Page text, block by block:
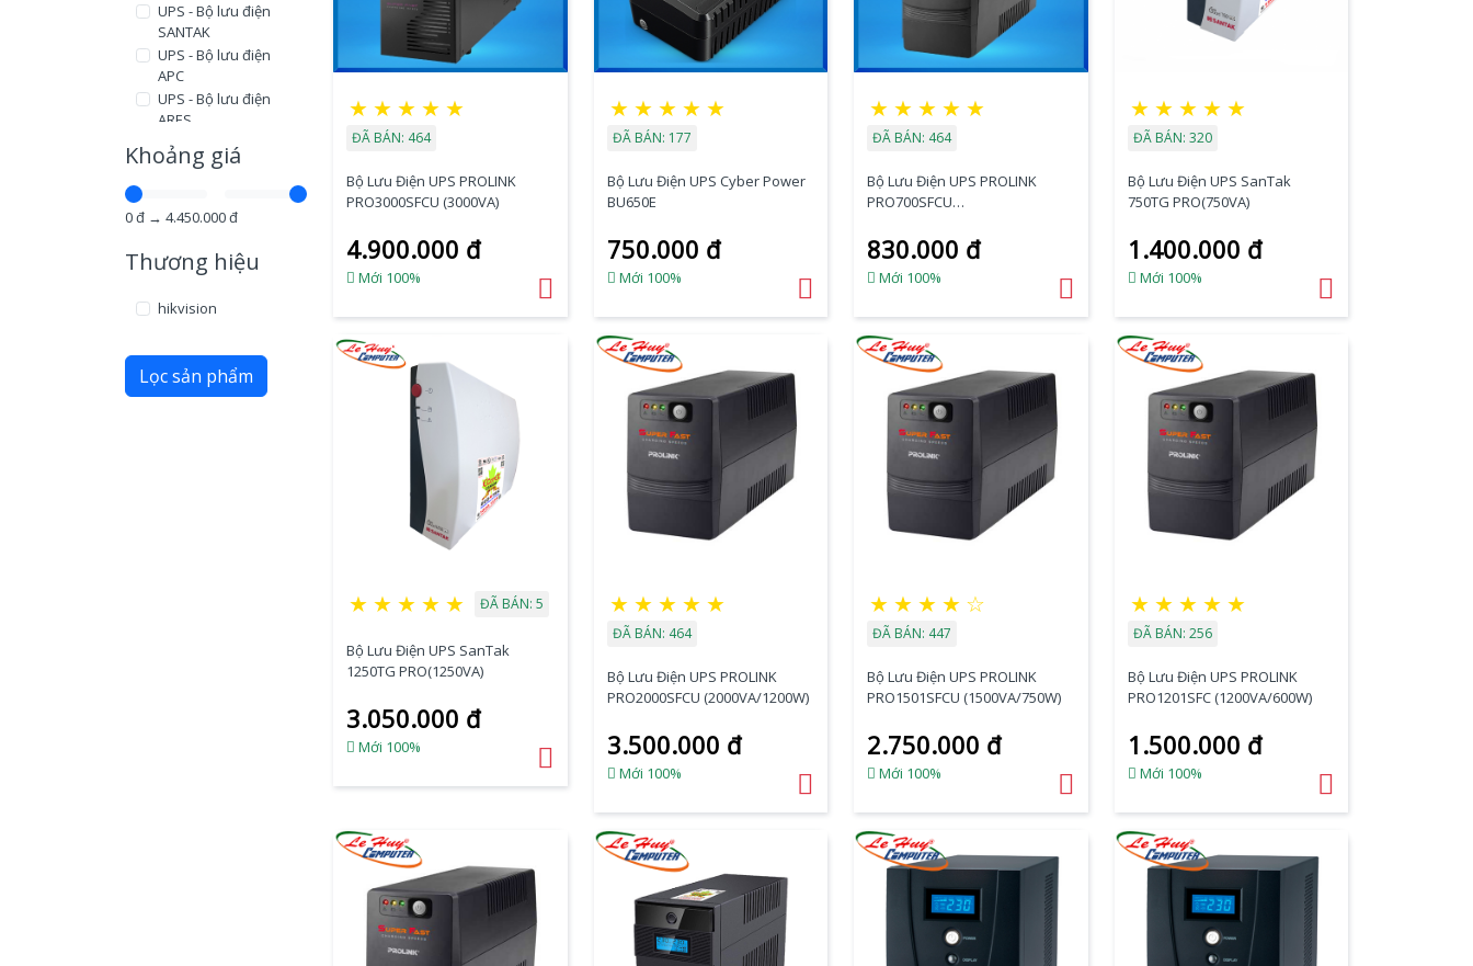
UPS - Bộ lưu điện
SANTAK
UPS - Bộ lưu điện
APC
UPS - Bộ lưu điện
ARES
UPS - Bộ lưu điện
PROLINK
UPS - Ắc Quy
UPS Hikvision
Selec
Socomec
Khoảng giá
0đ → 4.450.000đ
Thương hiệu
hikvision
Lọc sản phẩm
★ ★ ★ ★ ★
ĐÃ BÁN: 464
Bộ Lưu Điện UPS PROLINK
PRO3000SFCU (3000VA)
4.900.000 đ
Mới 100%
★ ★ ★ ★ ★
ĐÃ BÁN: 177
Bộ Lưu Điện UPS Cyber Power
BU650E
750.000 đ
Mới 100%
★ ★ ★ ★ ★
ĐÃ BÁN: 464
Bộ Lưu Điện UPS PROLINK
PRO700SFCU
830.000 đ
Mới 100%
★ ★ ★ ★ ★
ĐÃ BÁN: 320
Bộ Lưu Điện UPS SanTak
750TG PRO(750VA)
1.400.000 đ
Mới 100%
★ ★ ★ ★ ★ ĐÃ BÁN: 5
Bộ Lưu Điện UPS SanTak
1250TG PRO(1250VA)
3.050.000 đ
Mới 100%
★ ★ ★ ★ ★
ĐÃ BÁN: 464
Bộ Lưu Điện UPS PROLINK
PRO2000SFCU (2000VA/1200W)
3.500.000 đ
Mới 100%
★ ★ ★ ★ ☆
ĐÃ BÁN: 447
Bộ Lưu Điện UPS PROLINK
PRO1501SFCU (1500VA/750W)
2.750.000 đ
Mới 100%
★ ★ ★ ★ ★
ĐÃ BÁN: 256
Bộ Lưu Điện UPS PROLINK
PRO1201SFC (1200VA/600W)
1.500.000 đ
Mới 100%